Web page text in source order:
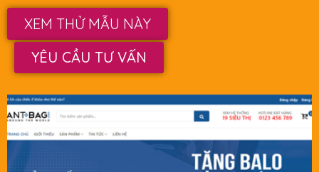
XEM THỬ MẪU NÀY
YÊU CẦU TƯ VẤN